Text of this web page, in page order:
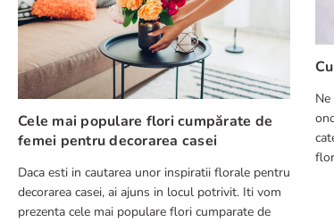
Scrie o recenzie
TRIMITE RECENZIE
Cele mai populare flori cumpărate de
femei pentru decorarea casei
Daca esti in cautarea unor inspiratii florale pentru
decorarea casei, ai ajuns in locul potrivit. Iti vom
prezenta cele mai populare flori cumparate de
flori in